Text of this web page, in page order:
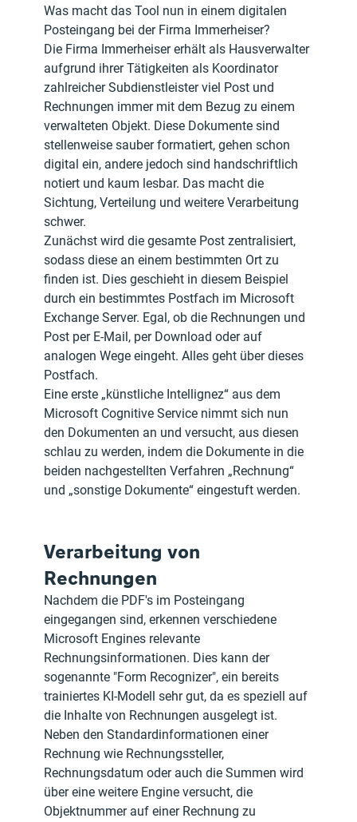
Was macht das Tool nun in einem digitalen
Posteingang bei der Firma Immerheiser?
Die Firma Immerheiser erhält als Hausverwalter
aufgrund ihrer Tätigkeiten als Koordinator
zahlreicher Subdienstleister viel Post und
Rechnungen immer mit dem Bezug zu einem
verwalteten Objekt. Diese Dokumente sind
stellenweise sauber formatiert, gehen schon
digital ein, andere jedoch sind handschriftlich
notiert und kaum lesbar. Das macht die
Sichtung, Verteilung und weitere Verarbeitung
schwer.
Zunächst wird die gesamte Post zentralisiert,
sodass diese an einem bestimmten Ort zu
finden ist. Dies geschieht in diesem Beispiel
durch ein bestimmtes Postfach im Microsoft
Exchange Server. Egal, ob die Rechnungen und
Post per E-Mail, per Download oder auf
analogen Wege eingeht. Alles geht über dieses
Postfach.
Eine erste „künstliche Intellignez“ aus dem
Microsoft Cognitive Service nimmt sich nun
den Dokumenten an und versucht, aus diesen
schlau zu werden, indem die Dokumente in die
beiden nachgestellten Verfahren „Rechnung“
und „sonstige Dokumente“ eingestuft werden.
Verarbeitung von
Rechnungen
Nachdem die PDF's im Posteingang
eingegangen sind, erkennen verschiedene
Microsoft Engines relevante
Rechnungsinformationen. Dies kann der
sogenannte "Form Recognizer", ein bereits
trainiertes KI-Modell sehr gut, da es speziell auf
die Inhalte von Rechnungen ausgelegt ist.
Neben den Standardinformationen einer
Rechnung wie Rechnungssteller,
Rechnungsdatum oder auch die Summen wird
über eine weitere Engine versucht, die
Objektnummer auf einer Rechnung zu